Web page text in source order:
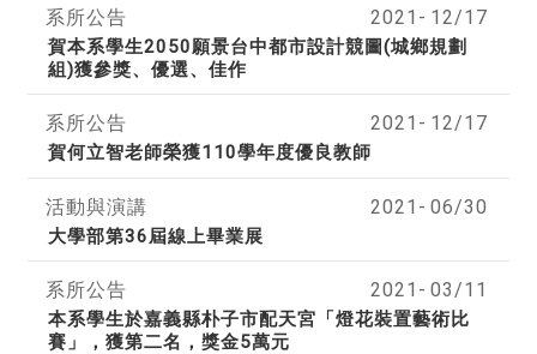
系所公告
賀本系學生2050願景台中都市設計競圖(城鄉規劃
組)獲參獎、優選、佳作
2021- 12/17
系所公告
賀何立智老師榮獲110學年度優良教師
2021- 12/17
活動與演講
大學部第36屆線上畢業展
2021- 06/30
系所公告
本系學生於嘉義縣朴子市配天宮「燈花裝置藝術比
賽」，獲第二名，獎金5萬元
2021- 03/11